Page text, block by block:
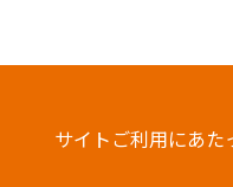
・郵便切手、テレフ
・店舗でのチャージ
サイトご利用にあた